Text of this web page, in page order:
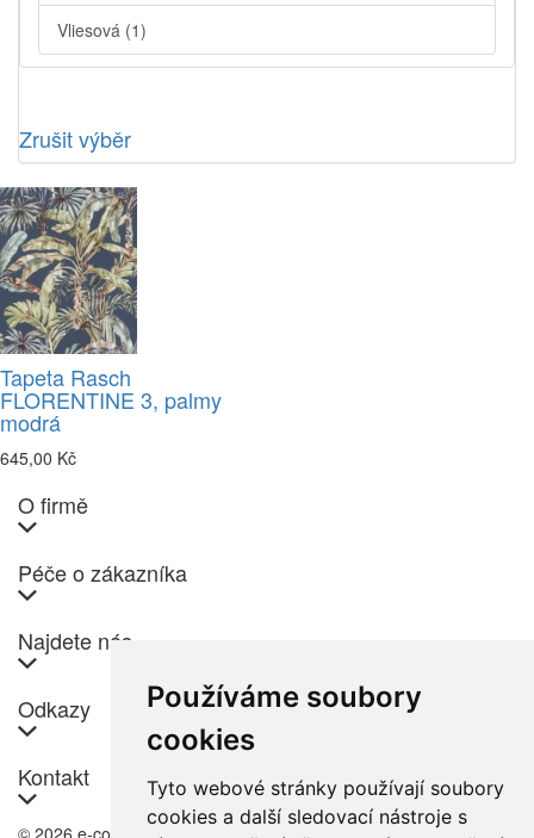
Používáme soubory
cookies
Tyto webové stránky používají soubory
cookies a další sledovací nástroje s
Vliesová (1)
Zrušit výběr
Tapeta Rasch
FLORENTINE 3, palmy
modrá
645,00 Kč
O firmě
Péče o zákazníka
Najdete nás
Odkazy
Kontakt